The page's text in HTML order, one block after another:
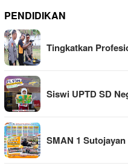
PENDIDIKAN
Tingkatkan
Siswi UPTD SD
SMAN 1